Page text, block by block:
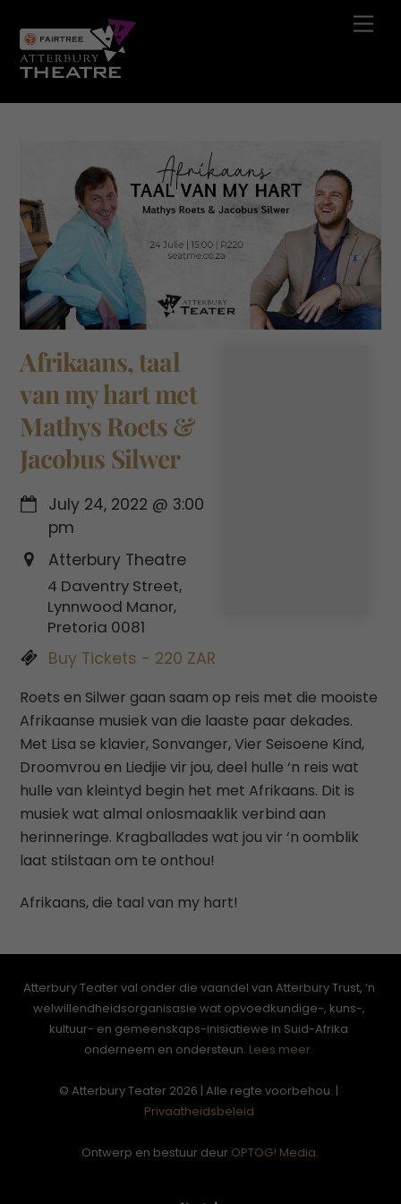
content
Afrikaans, taal
van my hart met
Mathys Roets &
Jacobus Silwer
July 24, 2022 @3:00
pm
Atterbury Theatre
4 Daventry Street,
Lynnwood Manor,
Pretoria 0081
Buy Tickets - 220 ZAR
Roets en Silwer gaan saam op reis met die mooiste
Afrikaanse musiek van die laaste paar dekades.
Met Lisa se klavier, Sonvanger, Vier Seisoene Kind,
Droomvrou en Liedjie vir jou, deel hulle ‘n reis wat
hulle van kleintyd begin het met Afrikaans. Dit is
musiek wat almal onlosmaaklik verbind aan
herinneringe. Kragballades wat jou vir ‘n oomblik
laat stilstaan om te onthou!
Afrikaans, die taal van my hart!
Atterbury Teater val onder die vaandel van Atterbury Trust, ‘n
welwillendheidsorganisasie wat opvoedkundige-, kuns-,
kultuur- en gemeenskaps-inisiatiewe in Suid-Afrika
onderneem en ondersteun. Lees meer.
© Atterbury Teater 2026 | Alle regte voorbehou. |
Privaatheidsbeleid
Ontwerp en bestuur deur OPTOG! Media.